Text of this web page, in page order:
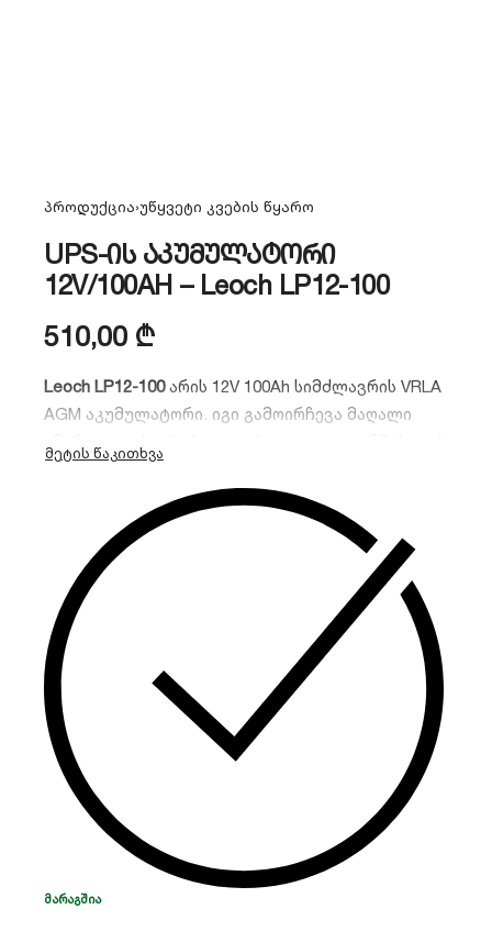
პროდუქცია›უწყვეტი კვების წყარო
UPS-ის აკუმულატორი
12V/100AH – Leoch LP12-100
510,00 ₾
Leoch LP12-100არის 12V 100Ah სიმძლავრის VRLA
AGM აკუმულატორი. იგი გამოირჩევა მაღალი
მაჩვენებლით და სრული ჰერმეტულობით.
იდეალურია მძლავრი UPS სისტემებისთვის,
სერვერული ოთახებისა და სარეზერვო კვების
წყაროებისთვის.
არ საჭიროებს მომსახურებას.
ᲛᲐᲠᲐᲒᲨᲘᲐ